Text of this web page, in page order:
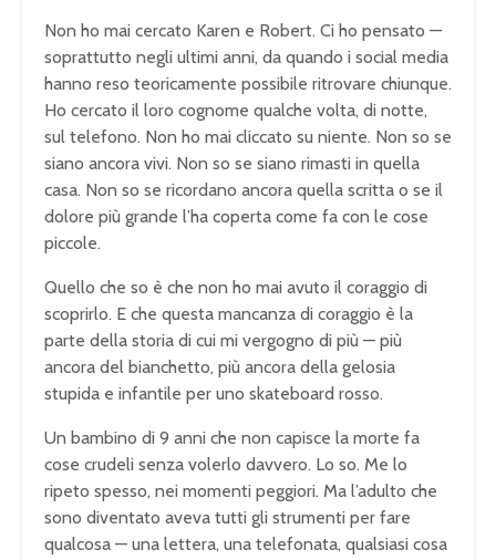
Non ho mai cercato Karen e Robert. Ci ho pensato —
soprattutto negli ultimi anni, da quando i social media
hanno reso teoricamente possibile ritrovare chiunque.
Ho cercato il loro cognome qualche volta, di notte,
sul telefono. Non ho mai cliccato su niente. Non so se
siano ancora vivi. Non so se siano rimasti in quella
casa. Non so se ricordano ancora quella scritta o se il
dolore più grande l’ha coperta come fa con le cose
piccole.
Quello che so è che non ho mai avuto il coraggio di
scoprirlo. E che questa mancanza di coraggio è la
parte della storia di cui mi vergogno di più — più
ancora del bianchetto, più ancora della gelosia
stupida e infantile per uno skateboard rosso.
Un bambino di 9 anni che non capisce la morte fa
cose crudeli senza volerlo davvero. Lo so. Me lo
ripeto spesso, nei momenti peggiori. Ma l’adulto che
sono diventato aveva tutti gli strumenti per fare
qualcosa — una lettera, una telefonata, qualsiasi cosa